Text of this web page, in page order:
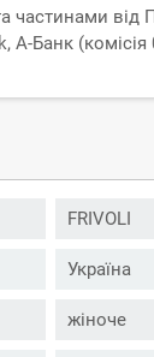
частинами від
А-Банк (комісія
FRIVOLI
Україна
жіноче